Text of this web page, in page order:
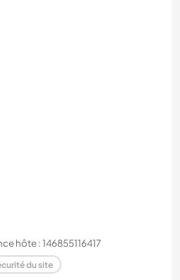
hôte : 146855116417
du site